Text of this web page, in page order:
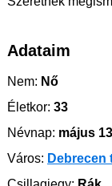
Adataim
Nem: Nő
Életkor: 33
Névnap: május
Város: Debrecen